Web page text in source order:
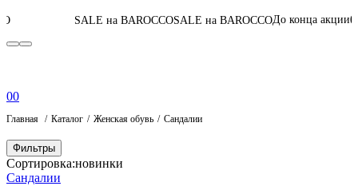
SALE на BAROCCO SALE на BAROCCO До конца акции05:11:33:18
00
Главная Каталог Женская обувь Сандалии
Фильтры
Сортировка:новинки
Сандалии